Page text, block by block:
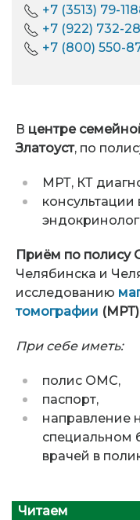
+7 (3513) 79-
+7 (922) 732-
+7 (800) 550-
В центре
Златоуст, по
МРТ, КТ
консультации
Приём по полису
Челябинска и
исследованию
томографии
При себе иметь:
полис ОМС,
паспорт,
направление
специальном
врачей в
Читаем